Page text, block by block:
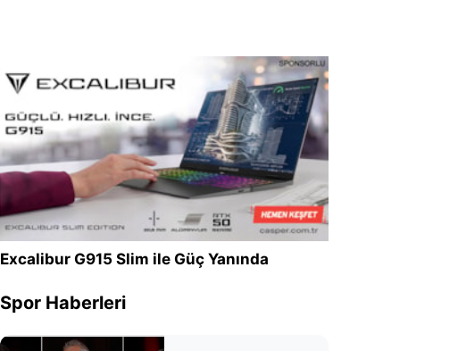
Excalibur G915 Slim ile Güç Yanında
Spor Haberleri